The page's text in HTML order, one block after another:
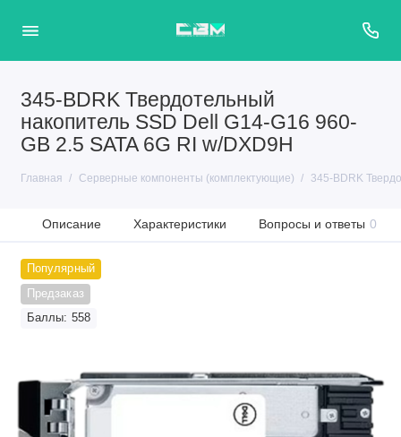
345-BDRK Твердотельный
накопитель SSD Dell G14-G16 960-
GB 2.5 SATA 6G RI w/DXD9H
Главная Серверные компоненты (комплектующие) 345-BDRK
Описание Характеристики Вопросы и ответы 0
Популярный
Предзаказ
Баллы: 558